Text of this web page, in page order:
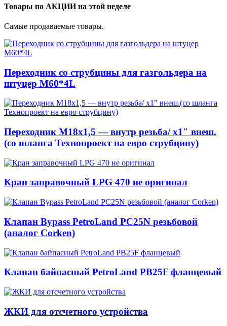
Товары по АКЦИИ на этой неделе
Самые продаваемые товары.
Переходник со струбцины для газгольдера на
штуцер М60*4L
Переходник М18х1,5 — внутр резьба/ x1″ внеш.
(со шланга Технопроект на евро струбцину)
Кран заправочный LPG 470 не оригинал
Клапан Bypass PetroLand PС25N резьбовой
(аналог Corken)
Клапан байпасный PetroLand PB25F фланцевый
ЖКИ для отсчетного устройства